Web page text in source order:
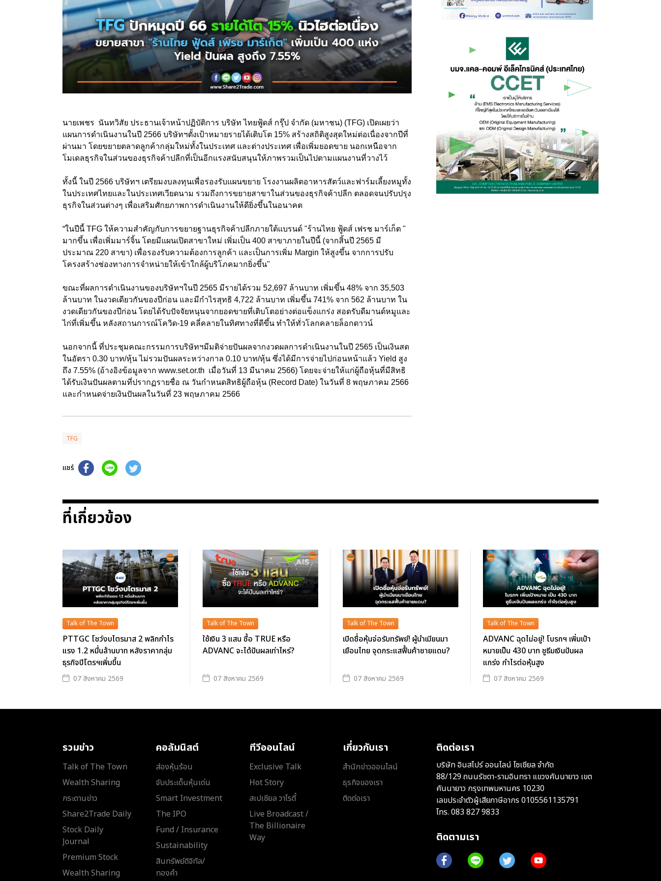
นายเพชร นันทวิสัย ประธานเจ้าหน้าปฏิบัติการ บริษัท ไทยฟู้ดส์ กรุ๊ป จำกัด (มหาชน) (TFG) เปิดเผยว่า
แผนการดำเนินงานในปี 2566 บริษัทฯตั้งเป้าหมายรายได้เติบโต 15% สร้างสถิติสูงสุดใหม่ต่อเนื่องจากปีที่
ผ่านมา โดยขยายตลาดลูกค้ากลุ่มใหม่ทั้งในประเทศ และต่างประเทศ เพื่อเพิ่มยอดขาย นอกเหนือจาก
โมเดลธุรกิจในส่วนของธุรกิจค้าปลีกที่เป็นอีกแรงสนับสนุนให้ภาพรวมเป็นไปตามแผนงานที่วางไว้
ทั้งนี้ ในปี 2566 บริษัทฯ เตรียมงบลงทุนเพื่อรองรับแผนขยาย โรงงานผลิตอาหารสัตว์และฟาร์มเลี้ยงหมูทั้ง
ในประเทศไทยและในประเทศเวียดนาม รวมถึงการขยายสาขาในส่วนของธุรกิจค้าปลีก ตลอดจนปรับปรุง
ธุรกิจในส่วนต่างๆ เพื่อเสริมศักยภาพการดำเนินงานให้ดียิ่งขึ้นในอนาคต
“ในปีนี้ TFG ให้ความสำคัญกับการขยายฐานธุรกิจค้าปลีกภายใต้แบรนด์ "ร้านไทย ฟู้ดส์ เฟรช มาร์เก็ต "
มากขึ้น เพื่อเพิ่มมาร์จิ้น โดยมีแผนเปิดสาขาใหม่ เพิ่มเป็น 400 สาขาภายในปีนี้ (จากสิ้นปี 2565 มี
ประมาณ 220 สาขา) เพื่อรองรับความต้องการลูกค้า และเป็นการเพิ่ม Margin ให้สูงขึ้น จากการปรับ
โครงสร้างช่องทางการจำหน่ายให้เข้าใกล้ผู้บริโภคมากยิ่งขึ้น"
ขณะที่ผลการดำเนินงานของบริษัทฯในปี 2565 มีรายได้รวม 52,697 ล้านบาท เพิ่มขึ้น 48% จาก 35,503
ล้านบาท ในงวดเดียวกันของปีก่อน และมีกำไรสุทธิ 4,722 ล้านบาท เพิ่มขึ้น 741% จาก 562 ล้านบาท ใน
งวดเดียวกันของปีก่อน โดยได้รับปัจจัยหนุนจากยอดขายที่เติบโตอย่างต่อแข็งแกร่ง สอดรับดีมานด์หมูและ
ไก่ที่เพิ่มขึ้น หลังสถานการณ์โควิด-19 คลี่คลายในทิศทางที่ดีขึ้น ทำให้ทั่วโลกคลายล็อกดาวน์
นอกจากนี้ ที่ประชุมคณะกรรมการบริษัทฯมีมติจ่ายปันผลจากงวดผลการดำเนินงานในปี 2565 เป็นเงินสด
ในอัตรา 0.30 บาท/หุ้น ไม่รวมปันผลระหว่างกาล 0.10 บาท/หุ้น ซึ่งได้มีการจ่ายไปก่อนหน้าแล้ว Yield สูง
ถึง 7.55% (อ้างอิงข้อมูลจาก www.set.or.th เมื่อวันที่ 13 มีนาคม 2566) โดยจะจ่ายให้แก่ผู้ถือหุ้นที่มีสิทธิ
ได้รับเงินปันผลตามที่ปรากฏรายชื่อ ณ วันกำหนดสิทธิผู้ถือหุ้น (Record Date) ในวันที่ 8 พฤษภาคม 2566
และกำหนดจ่ายเงินปันผลในวันที่ 23 พฤษภาคม 2566
TFG
แชร์
ที่เกี่ยวข้อง
Talk of The Town
PTTGC โชว์งบไตรมาส 2 พลิกกำไร
แรง 1.2 หมื่นล้านบาท หลังราคากลุ่ม
ธุรกิจปิโตรฯเพิ่มขึ้น
07 สิงหาคม 2569
Talk of The Town
ใช้เงิน 3 แสน ซื้อ TRUE หรือ
ADVANC จะได้ปันผลเท่าไหร่?
07 สิงหาคม 2569
Talk of The Town
เปิดชื่อหุ้นจ่อรับทรัพย์! ผู้นำเมียนมา
เยือนไทย จุดกระแสฟื้นค้าชายแดน?
07 สิงหาคม 2569
Talk of The Town
ADVANC ฉุดไม่อยู่! โบรกฯ เพิ่มเป้า
หมายเป็น 430 บาท ชูธีมเงินปันผล
แกร่ง กำไรต่อหุ้นสูง
07 สิงหาคม 2569
รวมข่าว
Talk of The Town
Wealth Sharing
กระดานข่าว
Share2Trade Daily
Stock Daily
Journal
Premium Stock
Wealth Sharing
คอลัมนิสต์
ส่องหุ้นร้อน
จับประเด็นหุ้นเด่น
Smart Investment
The IPO
Fund / Insurance
Sustainability
สินทรัพย์ดิจิทัล/
ทองคำ
ทีวีออนไลน์
Exclusive Talk
Hot Story
สเปเชียล วาไรตี้
Live Broadcast /
The Billionaire
Way
เกี่ยวกับเรา
สำนักข่าวออนไลน์
ธุรกิจของเรา
ติดต่อเรา
ติดต่อเรา
บริษัท อินสไปร์ ออนไลน์ โซเชียล จำกัด
88/129 ถนนรัชดา-รามอินทรา แขวงคันนายาว เขต
คันนายาว กรุงเทพมหานคร 10230
เลขประจำตัวผู้เสียภาษีอากร 0105561135791
โทร. 083 827 9833
ติดตามเรา